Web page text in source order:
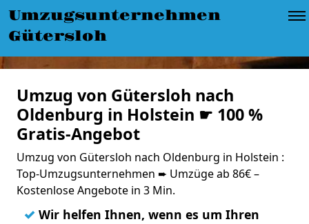
Umzugsunternehmen
Gütersloh
Umzug von Gütersloh nach
Oldenburg in Holstein ☛ 100 %
Gratis-Angebot
Umzug von Gütersloh nach Oldenburg in Holstein :
Top-Umzugsunternehmen ➨ Umzüge ab 86€ –
Kostenlose Angebote in 3 Min.
✓ Wir helfen Ihnen, wenn es um Ihren